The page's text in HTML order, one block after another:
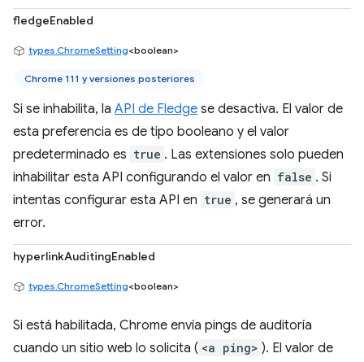
fledgeEnabled
types.ChromeSetting<boolean>
Chrome 111 y versiones posteriores
Si se inhabilita, la API de Fledge se desactiva. El valor de
esta preferencia es de tipo booleano y el valor
predeterminado es true . Las extensiones solo pueden
inhabilitar esta API configurando el valor en false . Si
intentas configurar esta API en true , se generará un
error.
hyperlinkAuditingEnabled
types.ChromeSetting<boolean>
Si está habilitada, Chrome envía pings de auditoría
cuando un sitio web lo solicita ( <a ping> ). El valor de